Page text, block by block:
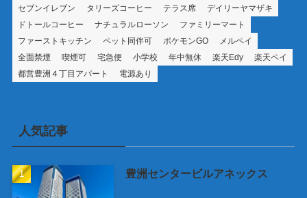
セブンイレブン
タリーズコーヒー テラス席
デイリーヤマザキ
ドトールコーヒー
ナチュラルローソン
ファミリーマート
ファーストキッチン
ペット同伴可 ポケモンGO
メルペイ
全面禁煙
喫煙可 宅急便 小学校 年中無休 楽天Edy
楽天ペイ
都営豊洲４丁目アパート
電源あり
人気記事
豊洲センタービルアネックス